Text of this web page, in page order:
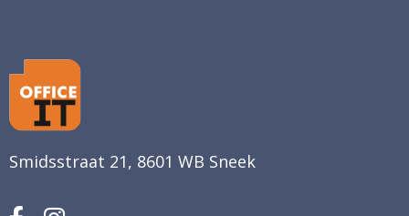
Smidsstraat 21, 8601 WB Sneek